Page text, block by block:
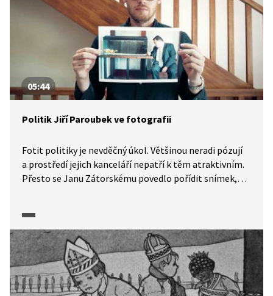
05:44
Politik Jiří Paroubek ve fotografii
Fotit politiky je nevděčný úkol. Většinou neradi pózují
a prostředí jejich kanceláří nepatří k těm atraktivním.
Přesto se Janu Zátorskému povedlo pořídit snímek,
na něm zachycen Jiří Paroubek, výrazný politik
polistopadového období, a využití symboliky
s rybičkami je pro danou dobu velmi výstižné.